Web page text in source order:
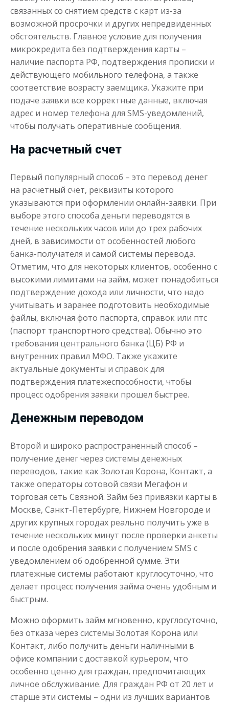
Срок от 1до 30 дня
Получить
Переведём в долг
Получить
Деньги до зарплаты
Сумма до50 000₽
Срок от 1до 21 дня
Получить
связанных со снятием средств с карт из-за
возможной просрочки и других непредвиденных
обстоятельств. Главное условие для получения
микрокредита без подтверждения карты –
наличие паспорта РФ, подтверждения прописки и
действующего мобильного телефона, а также
соответствие возрасту заемщика. Укажите при
подаче заявки все корректные данные, включая
адрес и номер телефона для SMS-уведомлений,
чтобы получать оперативные сообщения.
На расчетный счет
Первый популярный способ – это перевод денег
на расчетный счет, реквизиты которого
указываются при оформлении онлайн-заявки. При
выборе этого способа деньги переводятся в
течение нескольких часов или до трех рабочих
дней, в зависимости от особенностей любого
банка-получателя и самой системы перевода.
Отметим, что для некоторых клиентов, особенно с
высокими лимитами на займ, может понадобиться
подтверждение дохода или личности, что надо
учитывать и заранее подготовить необходимые
файлы, включая фото паспорта, справок или птс
(паспорт транспортного средства). Обычно это
требования центрального банка (ЦБ) РФ и
внутренних правил МФО. Также укажите
актуальные документы и справок для
подтверждения платежеспособности, чтобы
процесс одобрения заявки прошел быстрее.
Денежным переводом
Второй и широко распространенный способ –
получение денег через системы денежных
переводов, такие как Золотая Корона, Контакт, а
также операторы сотовой связи Мегафон и
торговая сеть Связной. Займ без привязки карты в
Москве, Санкт-Петербурге, Нижнем Новгороде и
других крупных городах реально получить уже в
течение нескольких минут после проверки анкеты
и после одобрения заявки с получением SMS с
уведомлением об одобренной сумме. Эти
платежные системы работают круглосуточно, что
делает процесс получения займа очень удобным и
быстрым.
Можно оформить займ мгновенно, круглосуточно,
без отказа через системы Золотая Корона или
Контакт, либо получить деньги наличными в
офисе компании с доставкой курьером, что
особенно ценно для граждан, предпочитающих
личное обслуживание. Для граждан РФ от 20 лет и
старше эти системы – одни из лучших вариантов